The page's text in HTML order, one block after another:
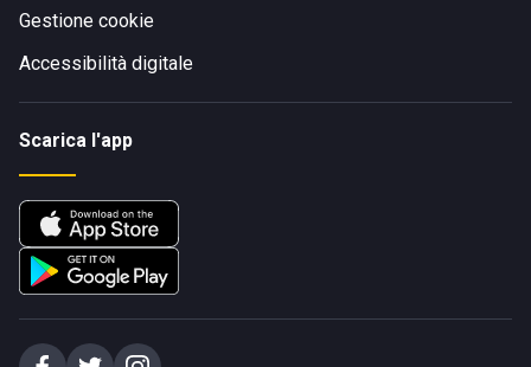
Gestione cookie
Accessibilità digitale
Scarica l'app